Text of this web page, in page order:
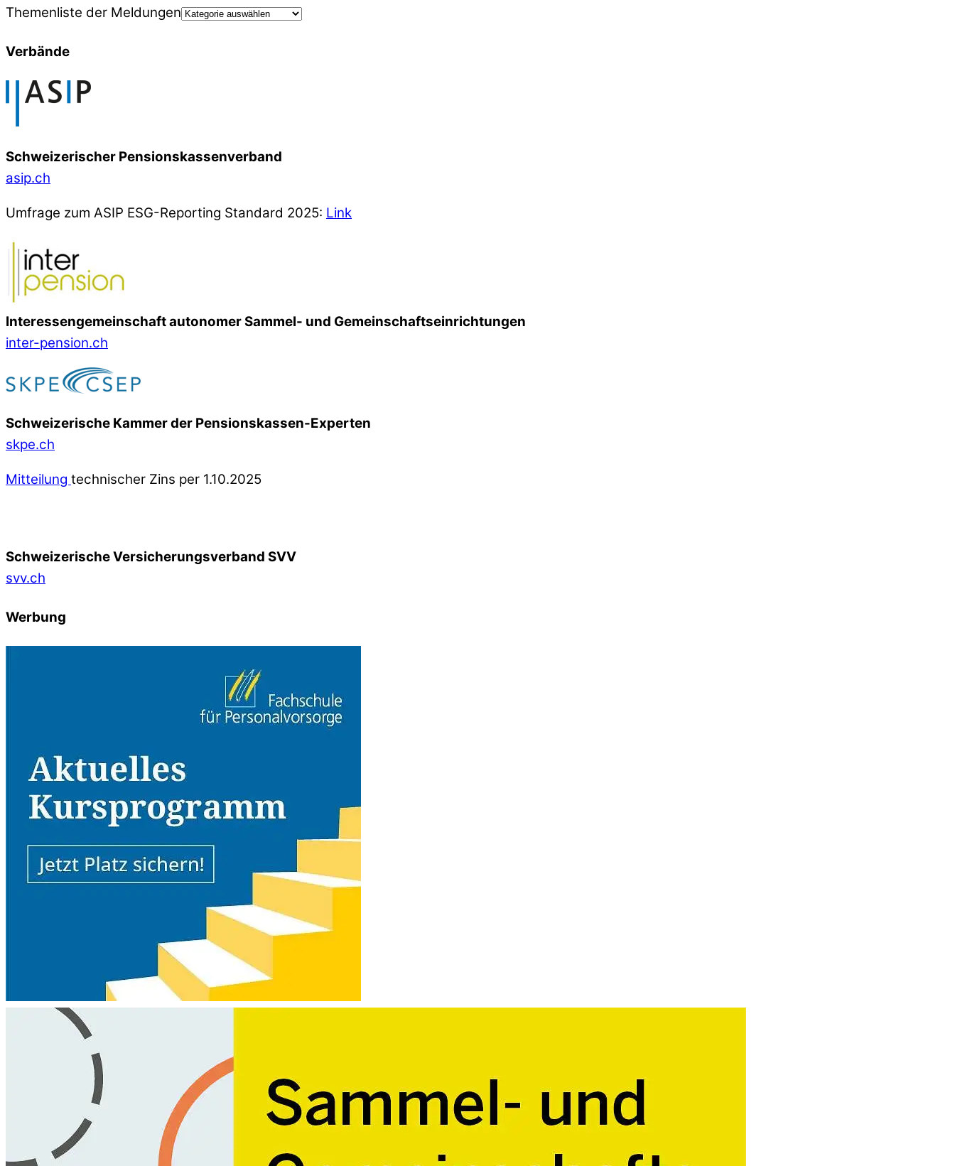
Themenliste der Meldungen
Verbände
Schweizerischer Pensionskassenverband
asip.ch
Umfrage zum ASIP ESG-Reporting Standard 2025: Link
Interessengemeinschaft autonomer Sammel- und Gemeinschafts­einrichtungen
inter-pension.ch
Schweizerische Kammer der Pensionskassen-Experten
skpe.ch
Mitteilung technischer Zins per 1.10.2025
Schweizerische Versicherungsverband SVV
svv.ch
Werbung